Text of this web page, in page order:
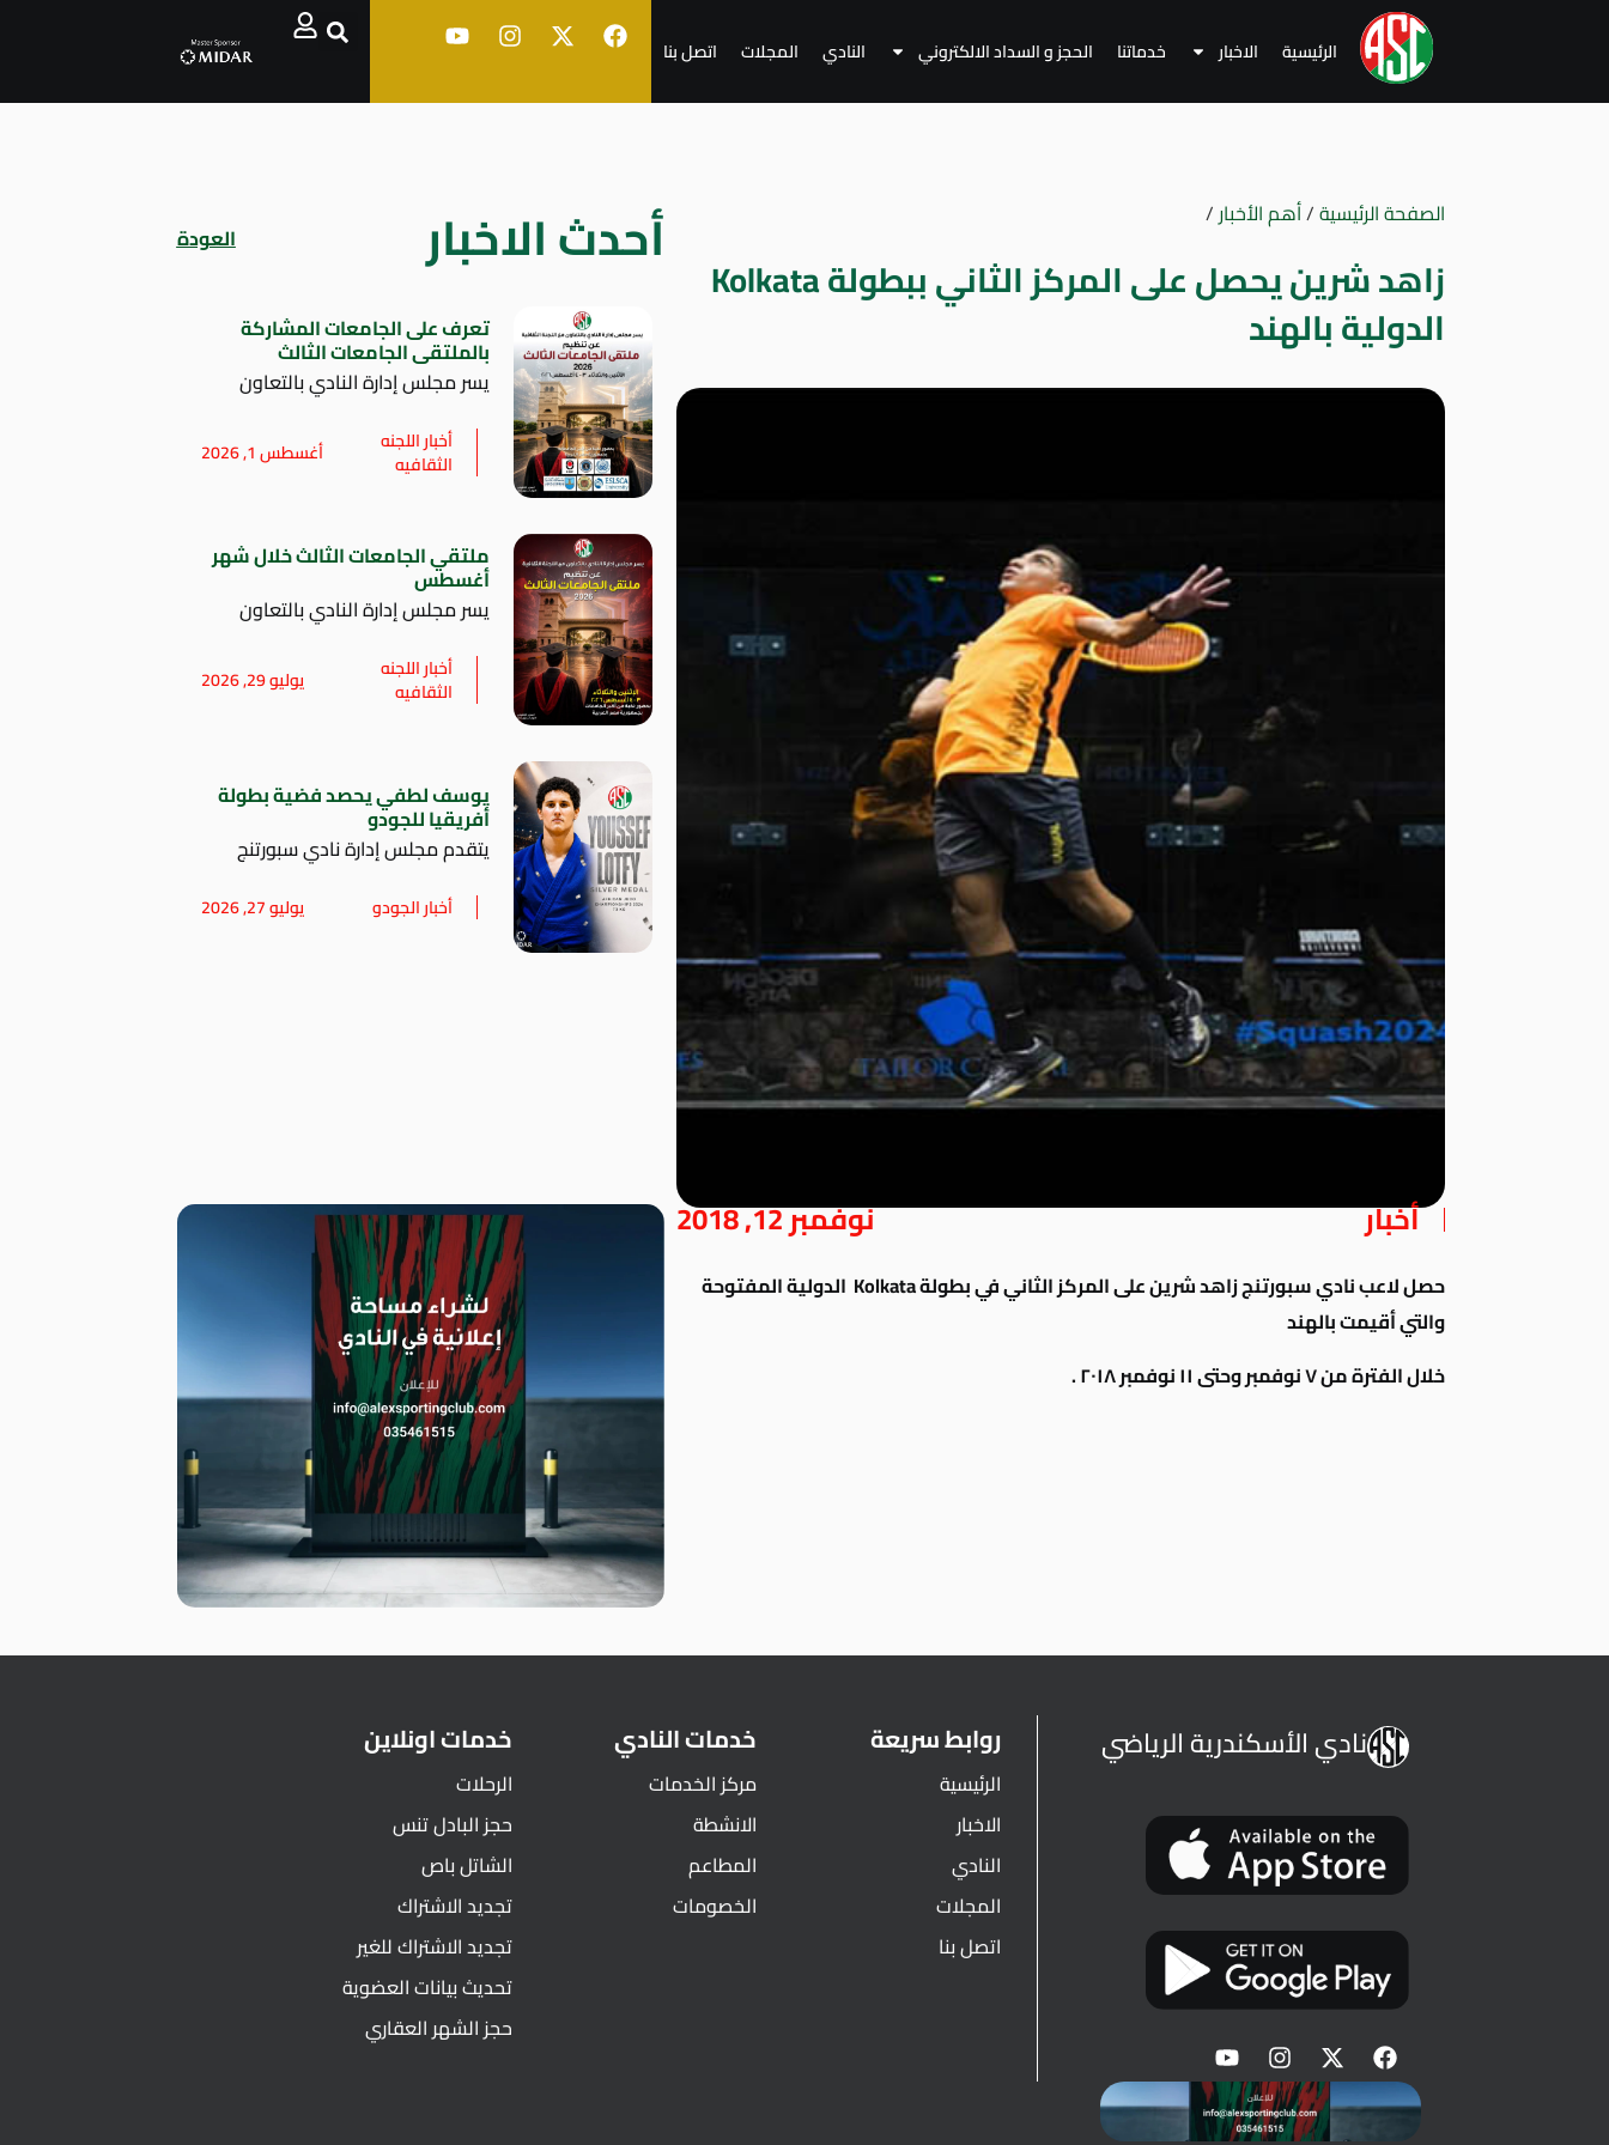
الرئيسية الاخبار خدماتنا الحجز و السداد الالكتروني النادي المجلات اتصل بنا
الصفحة الرئيسية/أهم الأخبار/
زاهد شرين يحصل على المركز الثاني ببطولة Kolkata
الدولية بالهند
أخبار نوفمبر 12, 2018
حصل لاعب نادي سبورتنج زاهد شرين على المركز الثاني في بطولة Kolkata الدولية المفتوحة
والتي أقيمت بالهند
خلال الفترة من ٧ نوفمبر وحتى ١١ نوفمبر ٢٠١٨ .
أحدث الاخبار العودة
تعرف على الجامعات المشاركة
بالملتقى الجامعات الثالث
يسر مجلس إدارة النادي بالتعاون
أخبار اللجنه
الثقافيه أغسطس 1, 2026
ملتقي الجامعات الثالث خلال شهر
أغسطس
يسر مجلس إدارة النادي بالتعاون
أخبار اللجنه
الثقافيه يوليو 29, 2026
يوسف لطفي يحصد فضية بطولة
أفريقيا للجودو
يتقدم مجلس إدارة نادي سبورتنج
أخبار الجودو يوليو 27, 2026
نادي الأسكندرية الرياضي روابط سريعة
الرئيسية
الاخبار
النادي
المجلات
اتصل بنا
خدمات النادي
مركز الخدمات
الانشطة
المطاعم
الخصومات
خدمات اونلاين
الرحلات
حجز البادل تنس
الشاتل باص
تجديد الاشتراك
تجديد الاشتراك للغير
تحديث بيانات العضوية
حجز الشهر العقاري